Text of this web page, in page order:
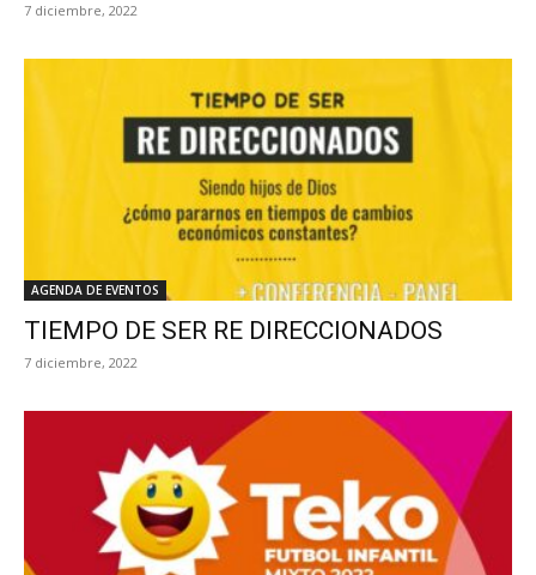
7 diciembre, 2022
AGENDA DE EVENTOS
TIEMPO DE SER RE DIRECCIONADOS
7 diciembre, 2022